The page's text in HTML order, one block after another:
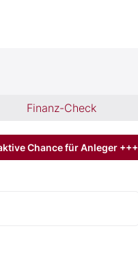
Finanz-Check
Chance für Anleger